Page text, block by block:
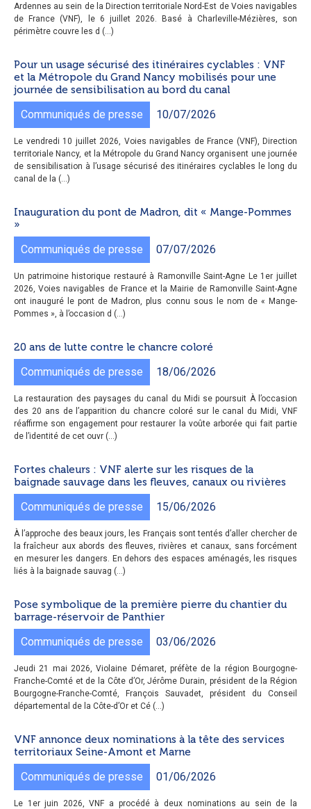
Ardennes au sein de la Direction territoriale Nord-Est de Voies navigables
de France (VNF), le 6 juillet 2026. Basé à Charleville-Mézières, son
périmètre couvre les d (...)
Pour un usage sécurisé des itinéraires cyclables : VNF
et la Métropole du Grand Nancy mobilisés pour une
journée de sensibilisation au bord du canal
Communiqués de presse 10/07/2026
Le vendredi 10 juillet 2026, Voies navigables de France (VNF), Direction
territoriale Nancy, et la Métropole du Grand Nancy organisent une journée
de sensibilisation à l’usage sécurisé des itinéraires cyclables le long du
canal de la (...)
Inauguration du pont de Madron, dit « Mange-Pommes
»
Communiqués de presse 07/07/2026
Un patrimoine historique restauré à Ramonville Saint-Agne Le 1er juillet
2026, Voies navigables de France et la Mairie de Ramonville Saint-Agne
ont inauguré le pont de Madron, plus connu sous le nom de « Mange-
Pommes », à l’occasion d (...)
20 ans de lutte contre le chancre coloré
Communiqués de presse 18/06/2026
La restauration des paysages du canal du Midi se poursuit À l’occasion
des 20 ans de l’apparition du chancre coloré sur le canal du Midi, VNF
réaffirme son engagement pour restaurer la voûte arborée qui fait partie
de l’identité de cet ouvr (...)
Fortes chaleurs : VNF alerte sur les risques de la
baignade sauvage dans les fleuves, canaux ou rivières
Communiqués de presse 15/06/2026
À l’approche des beaux jours, les Français sont tentés d’aller chercher de
la fraîcheur aux abords des fleuves, rivières et canaux, sans forcément
en mesurer les dangers. En dehors des espaces aménagés, les risques
liés à la baignade sauvag (...)
Pose symbolique de la première pierre du chantier du
barrage-réservoir de Panthier
Communiqués de presse 03/06/2026
Jeudi 21 mai 2026, Violaine Démaret, préfète de la région Bourgogne-
Franche-Comté et de la Côte d’Or, Jérôme Durain, président de la Région
Bourgogne-Franche-Comté, François Sauvadet, président du Conseil
départemental de la Côte-d’Or et Cé (...)
VNF annonce deux nominations à la tête des services
territoriaux Seine-Amont et Marne
Communiqués de presse 01/06/2026
Le 1er juin 2026, VNF a procédé à deux nominations au sein de la